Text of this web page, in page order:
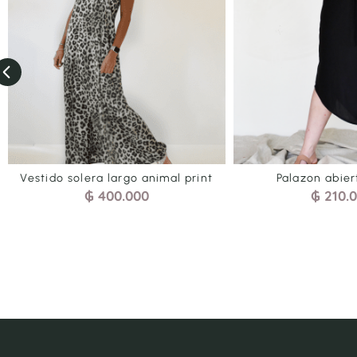
Palazon abierto Negro
₲210.000
Jogger
₲